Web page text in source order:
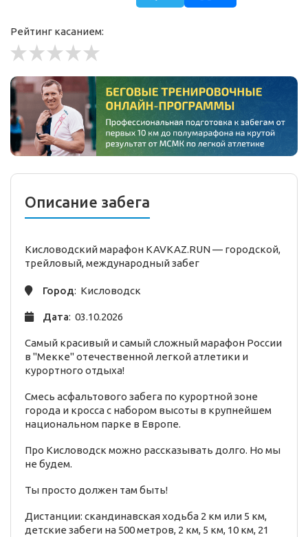
Рейтинг касанием:
Описание забега
Кисловодский марафон KAVKAZ.RUN — городской,
трейловый,международныйзабег
Город: Кисловодск
Дата: 03.10.2026
Самый красивый и самый сложный марафон России
в "Мекке" отечественной легкой атлетики и
курортного отдыха!
Смесь асфальтового забега по курортной зоне
города и кросса с набором высоты в крупнейшем
национальном парке в Европе.
Про Кисловодск можно рассказывать долго. Но мы
не будем.
Ты просто должен там быть!
Дистанции: скандинавская ходьба 2 км или 5 км,
детские забеги на 500 метров, 2 км, 5 км, 10 км, 21